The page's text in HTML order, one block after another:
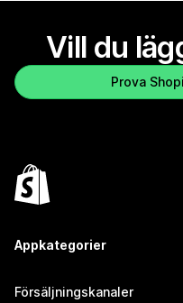
Vill du
Prova
Appkategorier
Försäljningskanaler